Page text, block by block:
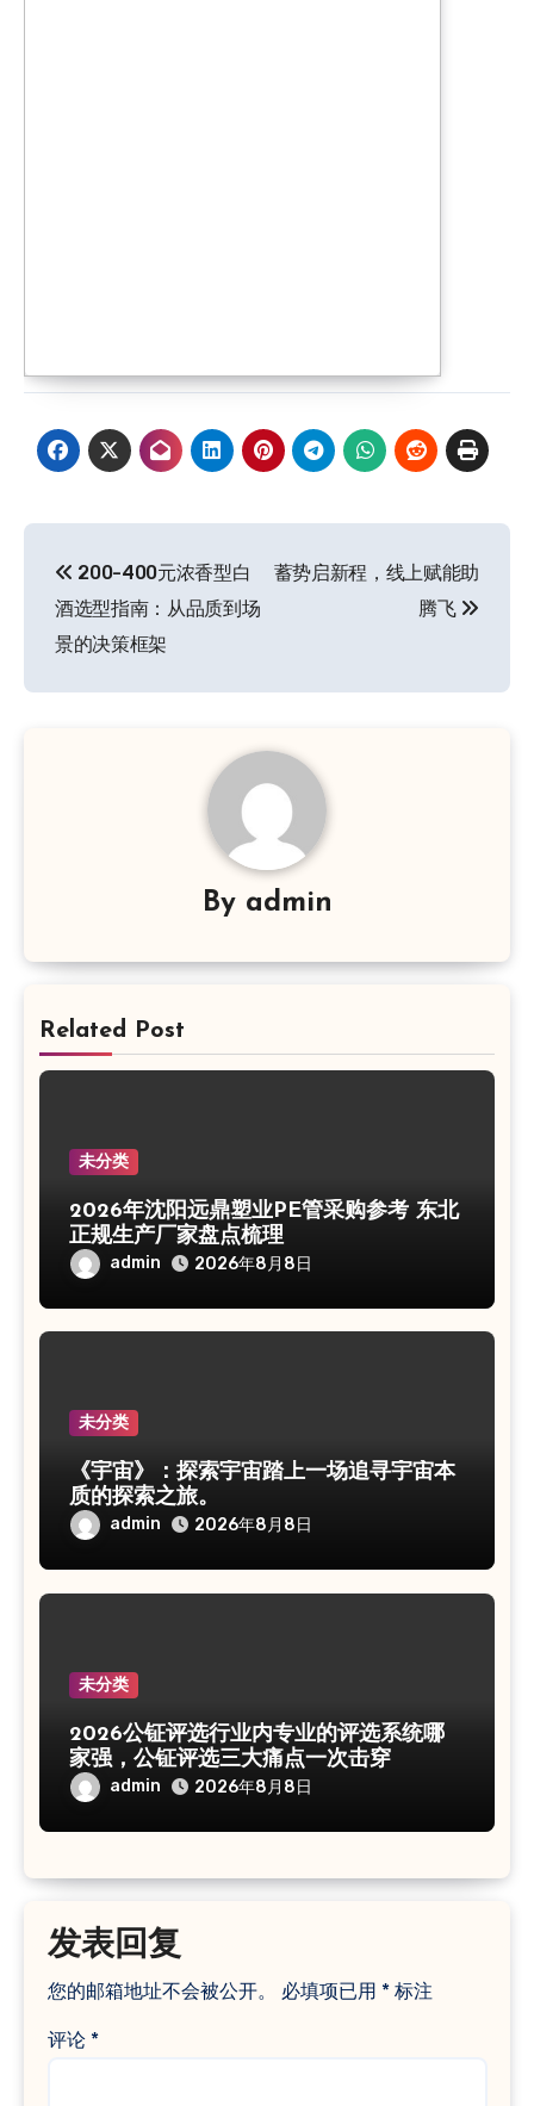
章
导
航
200-400元浓香型白
酒选型指南：从品质到场
景的决策框架
蓄势启新程，线上赋能助
腾飞
By admin
Related Post
未分类
2026年沈阳远鼎塑业PE管采购参考 东北
正规生产厂家盘点梳理
admin 2026年8月8日
未分类
《宇宙》：探索宇宙踏上一场追寻宇宙本
质的探索之旅。
admin 2026年8月8日
未分类
2026公钲评选行业内专业的评选系统哪
家强，公钲评选三大痛点一次击穿
admin 2026年8月8日
发表回复
您的邮箱地址不会被公开。 必填项已用 *标注
评论 *